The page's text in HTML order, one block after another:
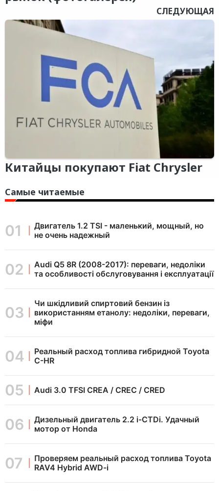
СЛЕДУЮЩАЯ
Китайцы покупают Fiat Chrysler
Самые читаемые
Двигатель 1.2 TSI - маленький, мощный, но
не очень надежный
Audi Q5 8R (2008-2017): переваги, недоліки
та особливості обслуговування і експлуатації
Чи шкідливий спиртовий бензин із
використанням етанолу: недоліки, переваги,
міфи
Реальный расход топлива гибридной Toyota
C-HR
Audi 3.0 TFSI CREA / CREC / CRED
Дизельный двигатель 2.2 i-CTDi. Удачный
мотор от Honda
Проверяем реальный расход топлива Toyota
RAV4 Hybrid AWD-i